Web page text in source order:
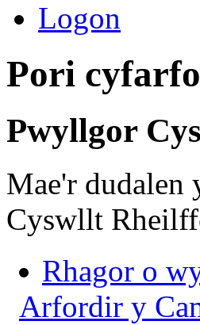
Logon
Pori
Pwyllgor
Mae'r
Cyswllt
Rhagor o
Arfordir y